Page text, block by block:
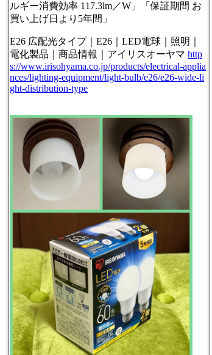
ルギー消費効率 117.3lm／W」「保証期間 お
買い上げ日より5年間」
E26 広配光タイプ｜E26｜LED電球｜照明｜
電化製品｜商品情報｜アイリスオーヤマ http
s://www.irisohyama.co.jp/products/electrical-applia
nces/lighting-equipment/light-bulb/e26/e26-wide-li
ght-distribution-type